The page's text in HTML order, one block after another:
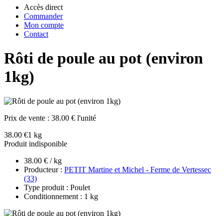
Accès direct
Commander
Mon compte
Contact
Rôti de poule au pot (environ
1kg)
Prix de vente : 38.00 € l'unité
38.00 €1 kg
Produit indisponible
38.00 € / kg
Producteur : PETIT Martine et Michel - Ferme de Vertessec
(33)
Type produit : Poulet
Conditionnement : 1 kg